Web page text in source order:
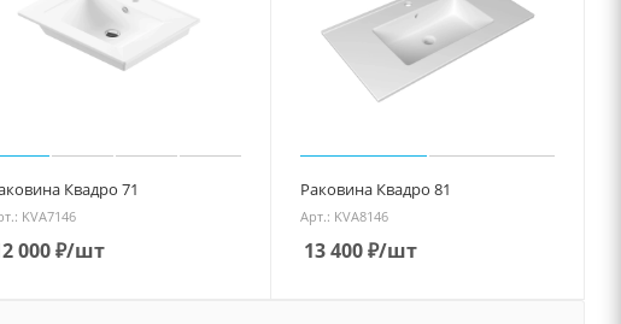
Квадро 71
KVA7146
000₽/шт
Раковина Квадро 81
Арт.: KVA8146
13 400₽/шт